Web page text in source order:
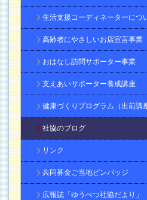
生活支援コーディネーターにつ
高齢者にやさしいお店宣言事業
おはなし訪問サポーター事業
支えあいサポーター養成講座
健康づくりプログラム（出前講
社協のブログ
リンク
共同募金ご当地ピンバッジ
広報誌「ゆうべつ社協だより」